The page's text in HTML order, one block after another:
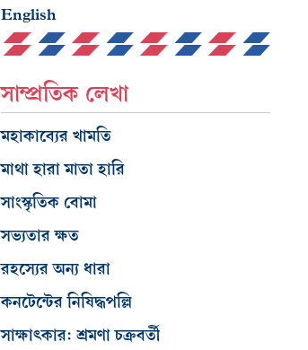
English
সাম্প্রতিক লেখা
মহাকাব্যের খামতি
মাথা হারা মাতা হারি
সাংস্কৃতিক বোমা
সভ্যতার ক্ষত
রহস্যের অন্য ধারা
কনটেন্টের নিষিদ্ধপল্লি
সাক্ষাৎকার: শ্রমণা চক্রবর্তী